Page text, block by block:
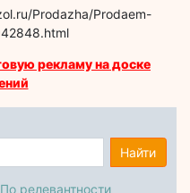
Prodazha/Prodaem-
рекламу на доске
Найти
По релевантности